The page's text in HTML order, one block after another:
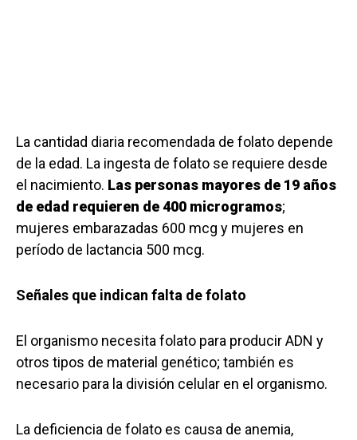
La cantidad diaria recomendada de folato depende
de la edad. La ingesta de folato se requiere desde
el nacimiento. Las personas mayores de 19 años
de edad requieren de 400 microgramos;
mujeres embarazadas 600 mcg y mujeres en
período de lactancia 500 mcg.
Señales que indican falta de folato
El organismo necesita folato para producir ADN y
otros tipos de material genético; también es
necesario para la división celular en el organismo.
La deficiencia de folato es causa de anemia,